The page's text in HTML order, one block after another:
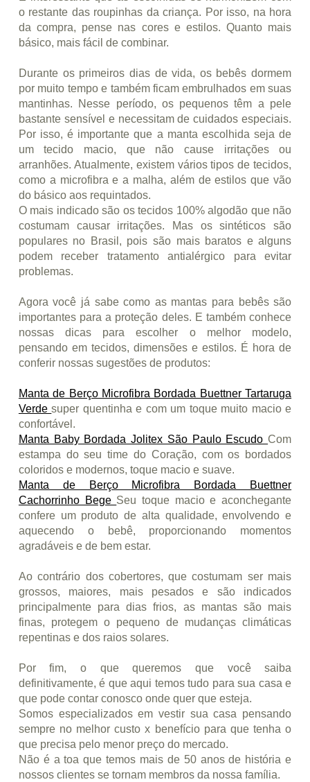
o restante das roupinhas da criança. Por isso, na hora
da compra, pense nas cores e estilos. Quanto mais
básico, mais fácil de combinar.
Durante os primeiros dias de vida, os bebês dormem
por muito tempo e também ficam embrulhados em suas
mantinhas. Nesse período, os pequenos têm a pele
bastante sensível e necessitam de cuidados especiais.
Por isso, é importante que a manta escolhida seja de
um tecido macio, que não cause irritações ou
arranhões. Atualmente, existem vários tipos de tecidos,
como a microfibra e a malha, além de estilos que vão
do básico aos requintados.
O mais indicado são os tecidos 100% algodão que não
costumam causar irritações. Mas os sintéticos são
populares no Brasil, pois são mais baratos e alguns
podem receber tratamento antialérgico para evitar
problemas.
Agora você já sabe como as mantas para bebês são
importantes para a proteção deles. E também conhece
nossas dicas para escolher o melhor modelo,
pensando em tecidos, dimensões e estilos. É hora de
conferir nossas sugestões de produtos:
Manta de Berço Microfibra Bordada Buettner Tartaruga
Verdesuper quentinha e com um toque muito macio e
confortável.
Manta Baby Bordada Jolitex São Paulo EscudoCom
estampa do seu time do Coração, com os bordados
coloridos e modernos, toque macio e suave.
Manta de Berço Microfibra Bordada Buettner
Cachorrinho Bege Seu toque macio e aconchegante
confere um produto de alta qualidade, envolvendo e
aquecendo o bebê, proporcionando momentos
agradáveis e de bem estar.
Ao contrário dos cobertores, que costumam ser mais
grossos, maiores, mais pesados e são indicados
principalmente para dias frios, as mantas são mais
finas, protegem o pequeno de mudanças climáticas
repentinas e dos raios solares.
Por fim, o que queremos que você saiba
definitivamente, é que aqui temos tudo para sua casa e
que pode contar conosco onde quer que esteja.
Somos especializados em vestir sua casa pensando
sempre no melhor custo x benefício para que tenha o
que precisa pelo menor preço do mercado.
Não é a toa que temos mais de 50 anos de história e
nossos clientes se tornam membros da nossa família.